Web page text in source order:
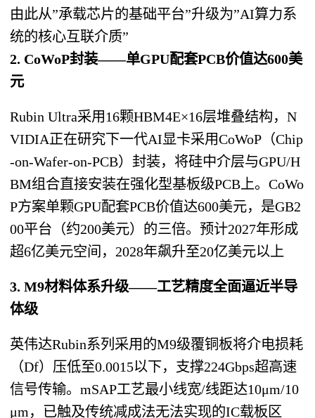
由此从”承载芯片的基础平台”升级为”AI算力系
统的核心互联介质”
2. CoWoP封装——单GPU配套PCB价值达600美
元
Rubin Ultra采用16颗HBM4E×16层堆叠结构，N
VIDIA正在研究下一代AI显卡采用CoWoP（Chip
-on-Wafer-on-PCB）封装，将硅中介层与GPU/H
BM组合直接安装在强化型基板级PCB上。CoWo
P方案单颗GPU配套PCB价值达600美元，是GB2
00平台（约200美元）的三倍。预计2027年形成
超6亿美元空间，2028年飙升至20亿美元以上
3. M9材料体系升级——工艺精度全面逼近半导
体级
英伟达Rubin系列采用的M9级覆铜板将介电损耗
（Df）压低至0.0015以下，支撑224Gbps超高速
信号传输。mSAP工艺最小线宽/线距达10μm/10
μm，已触及传统减成法无法实现的IC载板区